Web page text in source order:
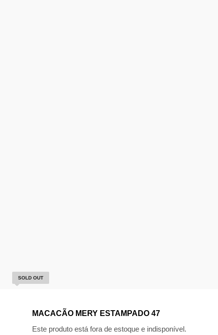
SOLD OUT
MACACÃO MERY ESTAMPADO 47
Este produto está fora de estoque e indisponível.